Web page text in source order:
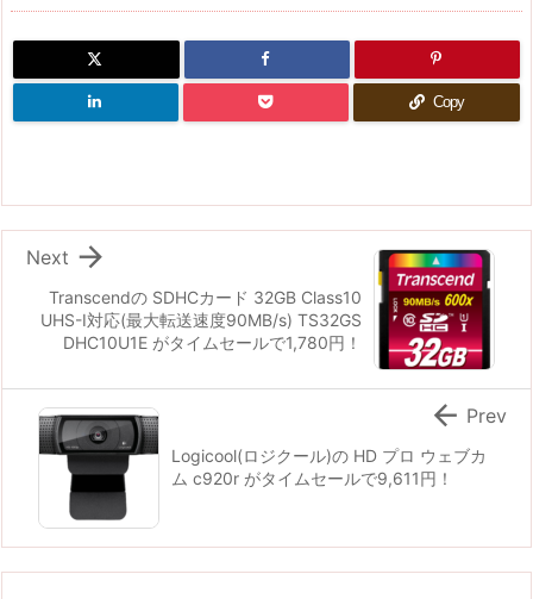
Copy
Transcendの SDHCカード 32GB Class10
UHS-I対応(最大転送速度90MB/s) TS32GS
DHC10U1E がタイムセールで1,780円！

Next
Logicool(ロジクール)の HD プロ ウェブカ
ム c920r がタイムセールで9,611円！
 Prev